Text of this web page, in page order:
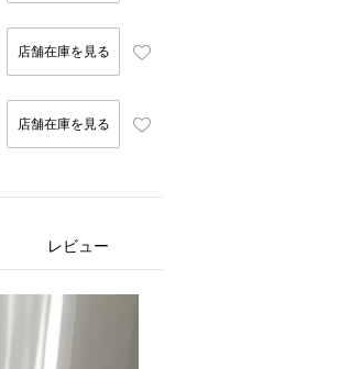
店舗在庫を見る
店舗在庫を見る
レビュー